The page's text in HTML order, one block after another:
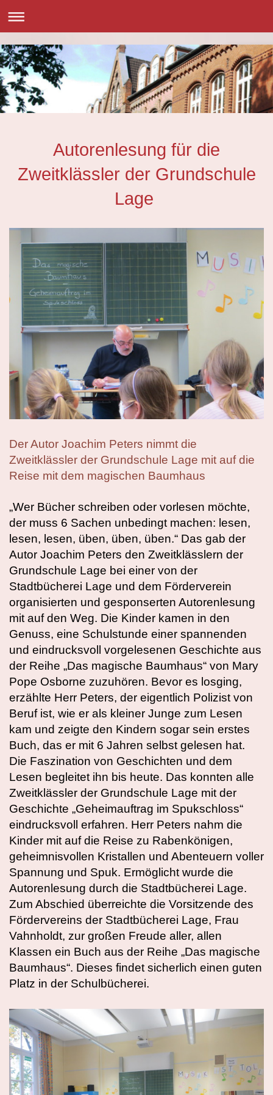
Autorenlesung für die
Zweitklässler der Grundschule
Lage
Der Autor Joachim Peters nimmt die
Zweitklässler der Grundschule Lage mit auf die
Reise mit dem magischen Baumhaus
„Wer Bücher schreiben oder vorlesen möchte,
der muss 6 Sachen unbedingt machen: lesen,
lesen, lesen, üben, üben, üben.“ Das gab der
Autor Joachim Peters den Zweitklässlern der
Grundschule Lage bei einer von der
Stadtbücherei Lage und dem Förderverein
organisierten und gesponserten Autorenlesung
mit auf den Weg. Die Kinder kamen in den
Genuss, eine Schulstunde einer spannenden
und eindrucksvoll vorgelesenen Geschichte aus
der Reihe „Das magische Baumhaus“ von Mary
Pope Osborne zuzuhören. Bevor es losging,
erzählte Herr Peters, der eigentlich Polizist von
Beruf ist, wie er als kleiner Junge zum Lesen
kam und zeigte den Kindern sogar sein erstes
Buch, das er mit 6 Jahren selbst gelesen hat.
Die Faszination von Geschichten und dem
Lesen begleitet ihn bis heute. Das konnten alle
Zweitklässler der Grundschule Lage mit der
Geschichte „Geheimauftrag im Spukschloss“
eindrucksvoll erfahren. Herr Peters nahm die
Kinder mit auf die Reise zu Rabenkönigen,
geheimnisvollen Kristallen und Abenteuern voller
Spannung und Spuk. Ermöglicht wurde die
Autorenlesung durch die Stadtbücherei Lage.
Zum Abschied überreichte die Vorsitzende des
Fördervereins der Stadtbücherei Lage, Frau
Vahnholdt, zur großen Freude aller, allen
Klassen ein Buch aus der Reihe „Das magische
Baumhaus“. Dieses findet sicherlich einen guten
Platz in der Schulbücherei.